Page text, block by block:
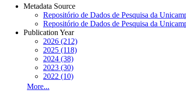
Metadata Source
Repositório de Dados de Pesquisa da
Repositório de Dados de Pesquisa da
Publication Year
2026 (212)
2025 (118)
2024 (38)
2023 (30)
2022 (10)
More...